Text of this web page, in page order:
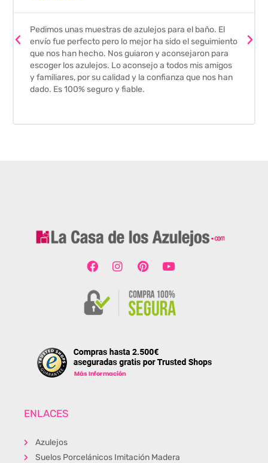
Pedimos unas muestras de azulejos para el baño. El
envío fue perfecto pero lo mejor ha sido el seguimiento
que nos han hecho. Nos guiaron y aconsejaron para
escoger los azulejos. Lo aconsejo a todos mis amigos
y familiares, por su calidad y la confianza que nos han
dado. Es 100% seguro y fiable.
ENLACES
Azulejos
Suelos Porcelánicos Imitación Madera